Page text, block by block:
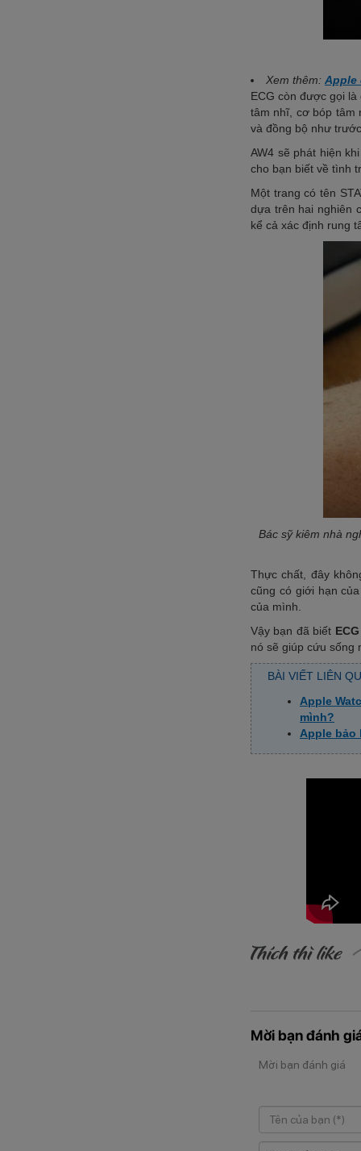
Xem thêm: Apple
ECG còn được gọi
tâm nhĩ, cơ bóp tâm
và đồng bộ như
AW4 sẽ phát hiện
cho bạn biết về tình
Một trang có tên
dựa trên hai nghiên
kể cả xác định rung
Bác sỹ kiêm nhà
Thực chất, đây
cũng có giới hạn
của mình.
Vậy bạn đã biết
nó sẽ giúp cứu sống
BÀI VIẾT LIÊN
Apple
mình?
Apple bảo
Mời bạn đánh
Mời bạn đánh giá